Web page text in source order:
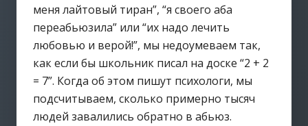
меня лайтовый тиран”, “я своего аба
переабьюзила” или “их надо лечить
любовью и верой!”, мы недоумеваем так,
как если бы школьник писал на доске “2 + 2
= 7”. Когда об этом пишут психологи, мы
подсчитываем, сколько примерно тысяч
людей завалились обратно в абьюз.